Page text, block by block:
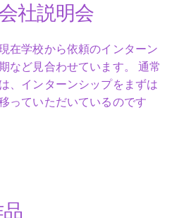
社説明会
在学校から依頼のインターン
など見合わせています。 通常
、インターンシップをまずは
っていただいているのです